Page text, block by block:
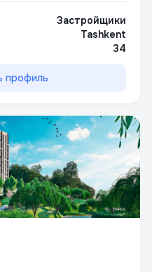
Застройщики
Tashkent
34
профиль